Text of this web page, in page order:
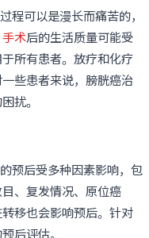
程可以是漫长而痛苦的，
手术后的生活质量可能受
所有患者。放疗和化疗
些患者来说，膀胱癌治
扰。
预后受多种因素影响，包
、复发情况、原位癌
移也会影响预后。针对
后评估。